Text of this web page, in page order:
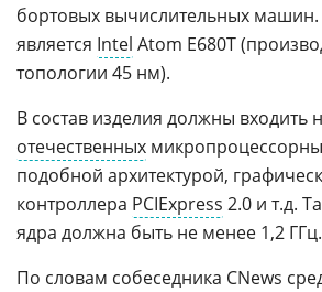
бортовых вычислительных машин.
является Intel Atom E680T
топологии 45 нм).
В состав изделия должны входить
отечественных
подобной архитектурой,
контроллера PCIExpress 2.0 и т.д.
ядра должна быть не менее 1,2 ГГц.
По словам собеседника CNews